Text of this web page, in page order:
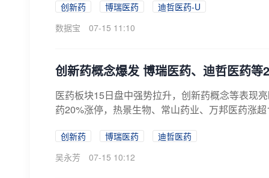
创新药 博瑞医药
迪哲医药-U
数据宝
07-15 11:10
创新药概念爆发 博瑞医药、迪哲医药等
医药板块15日盘中强势拉升，创新药概念等表现
药20%涨停，热景生物、常山药业、万邦医药涨
创新药 博瑞医药
迪哲医药
吴永芳
07-15 10:12